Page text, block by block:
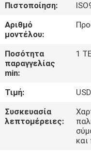
ΓΎΡΟΣ
ΕΡΓΟΣΤΑΣΊΩΝ
ΠΟΙΟΤΙΚΌΣ
ΜΑΣ
ΕΛΆΤΕ
Πιστοποίηση:
Αριθμό
μοντέλου:
Ποσότητα
παραγγελίας
min:
1
Τιμή:
Συσκευασία
λεπτομέρειες: